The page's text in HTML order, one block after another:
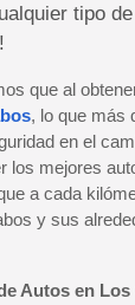
tipo
que al
, lo que más
en el
los mejores
a cada
y sus
Autos en Los